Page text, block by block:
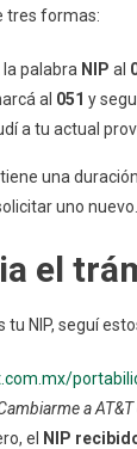
tres formas:
palabra NIP al
al 051 y
a tu actual
una
uno nuevo.
el
NIP, seguí
a
el
NIP